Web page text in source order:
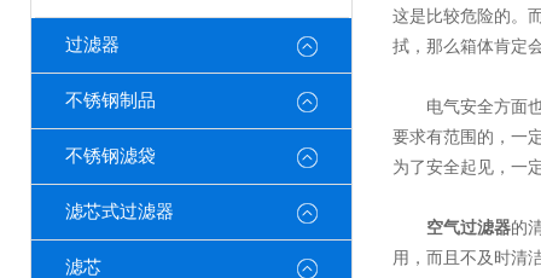
过滤器
不锈钢制品
不锈钢滤袋
滤芯式过滤器
滤芯
这是比较危险的。
拭，那么箱体肯定
电气安全方面也
要求有范围的，一
为了安全起见，一
空气过滤器的
用，而且不及时清